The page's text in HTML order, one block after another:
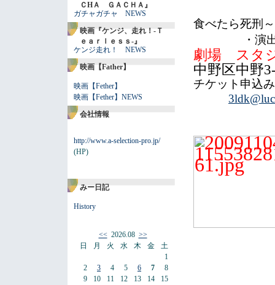
ＣHＡ ＧＡＣＨＡ』
ガチャガチャ NEWS
映画『ケンジ、走れ！-Ｔ
ｅａｒｌｅｓｓ-』
ケンジ走れ！ NEWS
映画【Father】
映画【Fether】
映画【Fether】NEWS
会社情報
http://www.a-selection-pro.jp/
(HP)
みー日記
History
<<2026.08 >>
日
2
9
月
3
10
火
4
11
水
5
12
木
6
13
金
7
14
土
1
8
15
食べたら死刑～
・演
劇場 スタ
中野区中野
チケット申込